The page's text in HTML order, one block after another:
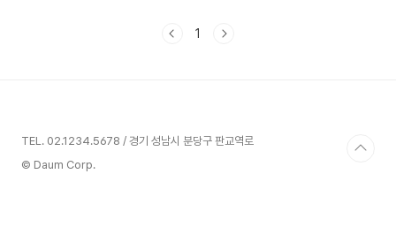
을 타겟으로 잡아 소문을 퍼뜨렸는데요. 소문 속엔 20%의 진실과 80%거짓
1
TEL. 02.1234.5678 / 경기 성남시 분당구 판교역로
© Daum Corp.